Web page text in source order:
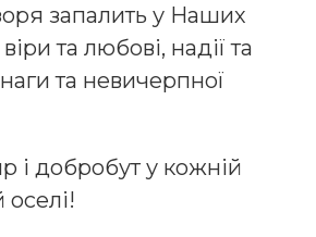
запалить у Наших
та любові, надії та
та невичерпної
і добробут у кожній
оселі!